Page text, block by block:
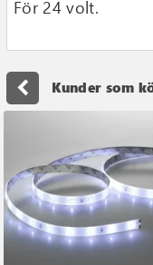
För 24 volt.
Kunder som
navigate_before